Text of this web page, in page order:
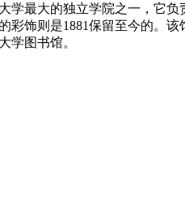
学最大的独立学院之一，它
彩饰则是1881保留至今的。
学图书馆。